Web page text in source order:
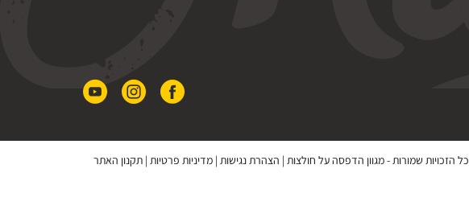
כל הזכויות שמורות -מגוון הדפסה על חולצות | הצהרת נגישות |מדיניות פרטיות |תקנון האתר